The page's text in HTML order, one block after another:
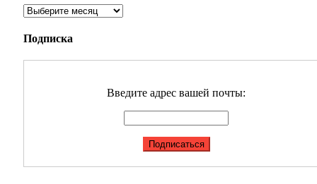
Архивы
Подписка
Введите адрес вашей почты: